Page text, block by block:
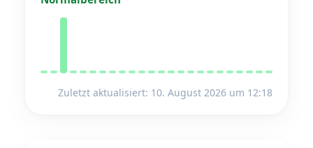
Zuletzt aktualisiert: 10. August 2026 um 12:18